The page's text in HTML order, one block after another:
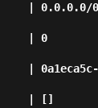
| 0.0.0.0/0
| 0
| 0a1eca5c-
| []